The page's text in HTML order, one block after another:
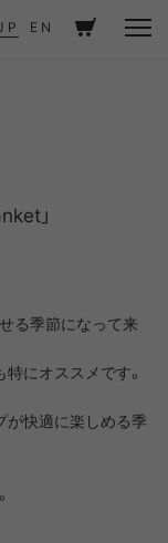
EN
」
」
る季節になって来
にオススメです。
が快適に楽しめる季